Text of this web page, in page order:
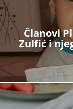
Članovi
Zulfić i